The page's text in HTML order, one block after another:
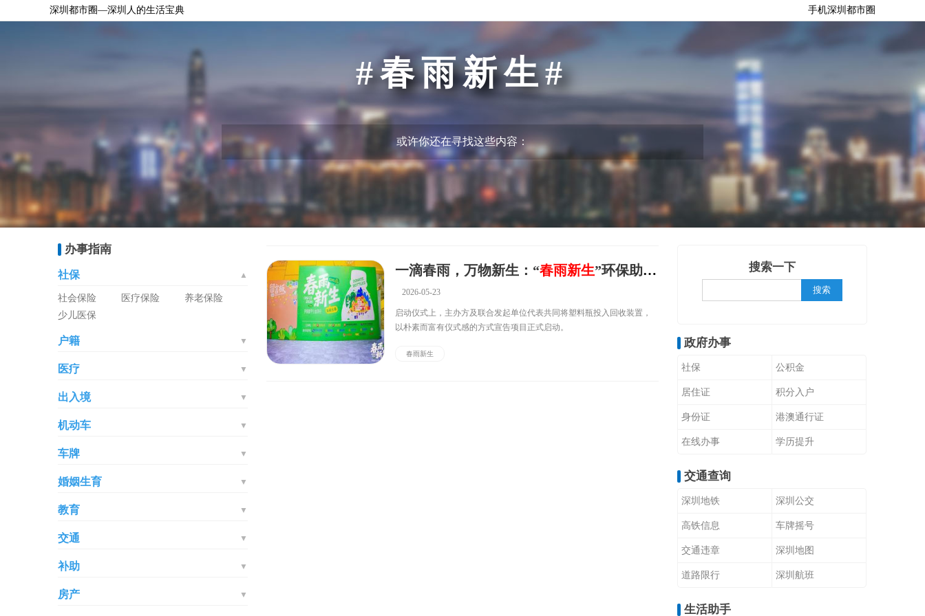
深圳都市圈—深圳人的生活宝典 手机深圳都市圈
春雨新生
或许你还在寻找这些内容：
办事指南
社保 ▲
社会保险 医疗保险
养老保险
少儿医保
户籍 ▼
医疗 ▼
出入境 ▼
机动车 ▼
车牌 ▼
婚姻生育 ▼
教育 ▼
交通 ▼
补助 ▼
房产 ▼
一滴春雨，万物新生：“春雨新生”环保助学公益项目在深温暖启动
2026-05-23
启动仪式上，主办方及联合发起单位代表共同将塑料瓶投入回收装置，
以朴素而富有仪式感的方式宣告项目正式启动。
春雨新生
搜索一下
搜索
政府办事
社保 公积金
居住证 积分入户
身份证 港澳通行证
在线办事 学历提升
交通查询
深圳地铁 深圳公交
高铁信息 车牌摇号
交通违章 深圳地图
道路限行 深圳航班
生活助手